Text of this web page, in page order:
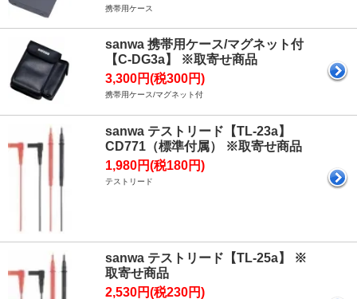
携帯用ケース
sanwa 携帯用ケース/マグネット付
【C-DG3a】 ※取寄せ商品
3,300円(税300円)
携帯用ケース/マグネット付
sanwa テストリード【TL-23a】
CD771（標準付属） ※取寄せ商品
1,980円(税180円)
テストリード
sanwa テストリード【TL-25a】 ※
取寄せ商品
2,530円(税230円)